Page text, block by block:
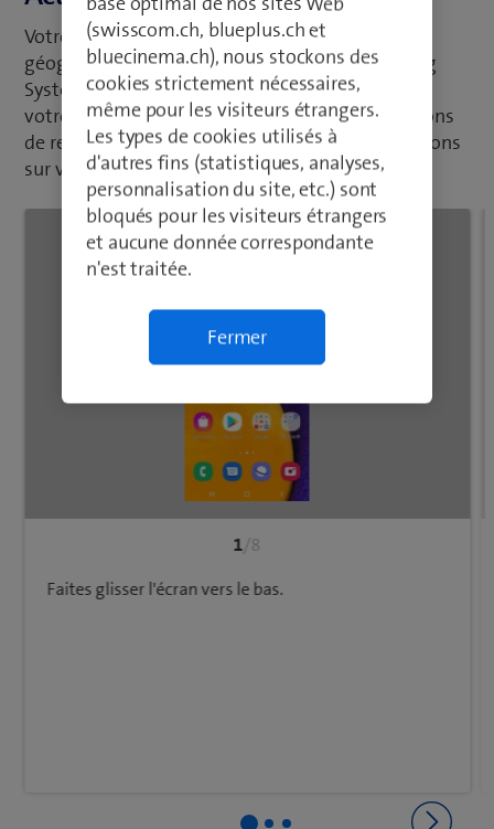
Votre portable peut déterminer votre position
géographique à l'aide du GPS (Global Positioning
System). Un certain nombre de programmes sur
votre portable, tels que la navigation, les fonctions
de recherche ou la météo, utilisent les informations
sur votre position.
1 /8
Faites glisser l'écran vers le bas.
(swisscom.ch, blueplus.ch et
bluecinema.ch), nous stockons des
cookies strictement nécessaires,
même pour les visiteurs étrangers.
Les types de cookies utilisés à
d'autres fins (statistiques, analyses,
personnalisation du site, etc.) sont
bloqués pour les visiteurs étrangers
et aucune donnée correspondante
n'est traitée.
Fermer